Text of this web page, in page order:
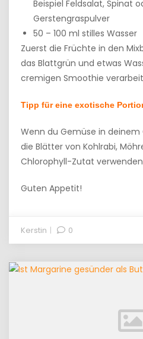
Beispiel Feldsalat, Spinat
Gerstengraspulver
50 – 100 ml stilles Wasser
Zuerst die Früchte in den
das Blattgrün und etwas
cremigen Smoothie
Tipp für eine exotische
Wenn du Gemüse in
die Blätter von Kohlrabi,
Chlorophyll-Zutat
Guten Appetit!
Kerstin 0